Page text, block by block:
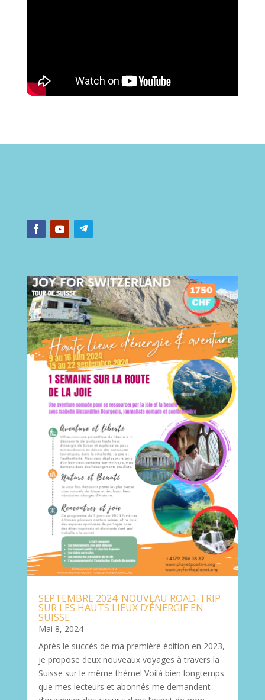
SEPTEMBRE 2024: NOUVEAU ROAD-TRIP
SUR LES HAUTS LIEUX D’ÉNERGIE EN
SUISSE
Mai 8, 2024
Après le succès de ma première édition en 2023,
je propose deux nouveaux voyages à travers la
Suisse sur le même thème! Voilà bien longtemps
que mes lecteurs et abonnés me demandent